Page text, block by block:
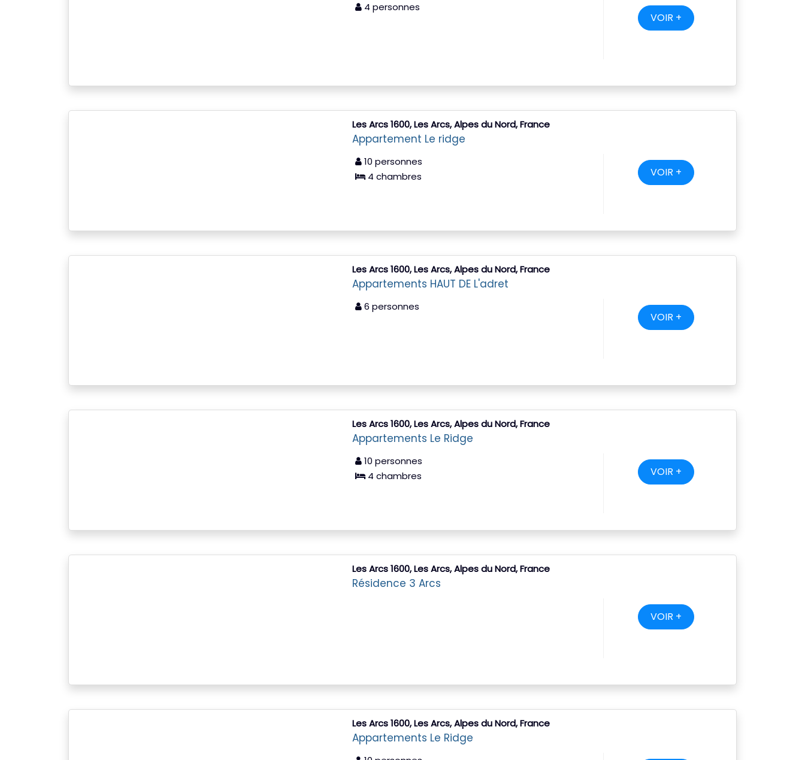
4 personnes
VOIR +
Les Arcs 1600, Les Arcs, Alpes du Nord, France
Appartement Le ridge
10 personnes
4 chambres
VOIR +
Les Arcs 1600, Les Arcs, Alpes du Nord, France
Appartements HAUT DE L'adret
6 personnes
VOIR +
Les Arcs 1600, Les Arcs, Alpes du Nord, France
Appartements Le Ridge
10 personnes
4 chambres
VOIR +
Les Arcs 1600, Les Arcs, Alpes du Nord, France
Résidence 3 Arcs
VOIR +
Les Arcs 1600, Les Arcs, Alpes du Nord, France
Appartements Le Ridge